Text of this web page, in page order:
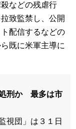
などの残虐行
致監禁し、公開
配信するなどの
既に米軍主導に
処刑か 最多は市
視団」は３１日